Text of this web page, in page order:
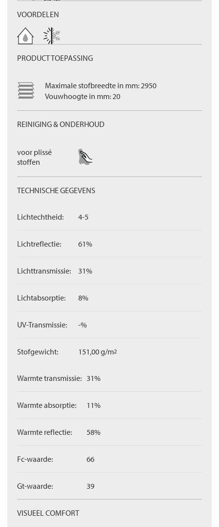
VOORDELEN
PRODUCT TOEPASSING
Maximale stofbreedte in mm: 2950
Vouwhoogte in mm: 20
REINIGING & ONDERHOUD
voor plissé
stoffen
TECHNISCHE GEGEVENS
Lichtechtheid: 4-5
Lichtreflectie: 61%
Lichttransmissie: 31%
Lichtabsorptie: 8%
UV-Transmissie: -%
Stofgewicht: 151,00 g/m2
Warmte transmissie: 31%
Warmte absorptie: 11%
Warmte reflectie: 58%
Fc-waarde: 66
Gt-waarde: 39
VISUEEL COMFORT